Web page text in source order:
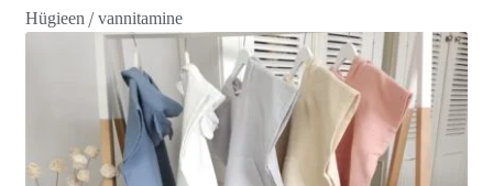
Hügieen/vannitamine